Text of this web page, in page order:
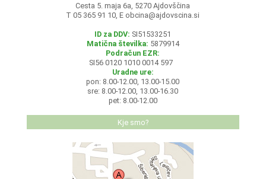
Cesta 5. maja 6a, 5270 Ajdovščina
T 05 365 91 10, E obcina@ajdovscina.si
ID za DDV: SI51533251
Matična številka: 5879914
Podračun EZR:
SI56 0120 1010 0014 597
Uradne ure:
pon: 8.00-12.00, 13.00-15.00
sre: 8.00-12.00, 13.00-16.30
pet: 8.00-12.00
Kje smo?